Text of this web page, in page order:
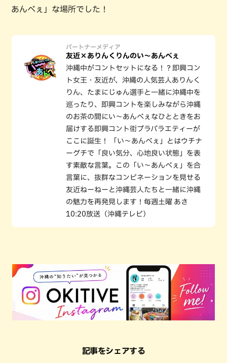
あんべぇ」な場所でした！
パートナーメディア
友近×ありんくりんのい～あんべぇ
沖縄中がコントセットになる！？即興コン
ト女王・友近が、沖縄の人気芸人ありんく
りん、たまにじゅん選手と一緒に沖縄中を
巡ったり、即興コントを楽しみながら沖縄
のお茶の間にい～あんべぇなひとときをお
届けする即興コント街ブラバラエティーが
ここに誕生！ 「い～あんべぇ」とはウチナ
ーグチで「良い気分、心地良い状態」を表
す素敵な言葉。この「い～あんべぇ」を合
言葉に、抜群なコンビネーションを見せる
友近ねーねーと沖縄芸人たちと一緒に沖縄
の魅力を再発見します！毎週土曜 あさ
10:20放送（沖縄テレビ）
記事をシェアする